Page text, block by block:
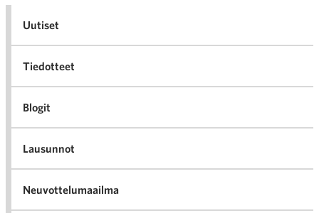
Uutiset
Tiedotteet
Blogit
Lausunnot
Neuvottelumaailma